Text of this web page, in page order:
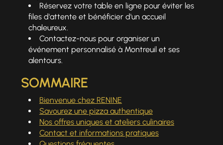
Réservez votre table en ligne pour éviter les
files d'attente et bénéficier d'un accueil
chaleureux.
Contactez-nous pour organiser un
événement personnalisé à Montreuil et ses
alentours.
SOMMAIRE
Bienvenue chez RENINE
Savourez une pizza authentique
Nos offres uniques et ateliers culinaires
Contact et informations pratiques